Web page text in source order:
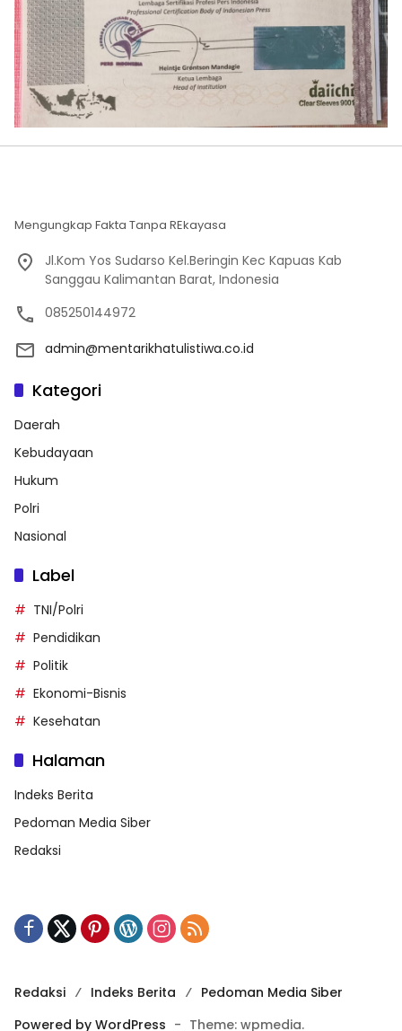
Mengungkap Fakta Tanpa REkayasa
Jl.Kom Yos Sudarso Kel.Beringin Kec Kapuas Kab
Sanggau Kalimantan Barat, Indonesia
085250144972
admin@mentarikhatulistiwa.co.id
Kategori
Daerah
Kebudayaan
Hukum
Polri
Nasional
Label
TNI/Polri
Pendidikan
Politik
Ekonomi-Bisnis
Kesehatan
Halaman
Indeks Berita
Pedoman Media Siber
Redaksi
Redaksi Indeks Berita
Pedoman Media Siber
Powered by WordPress - Theme: wpmedia.